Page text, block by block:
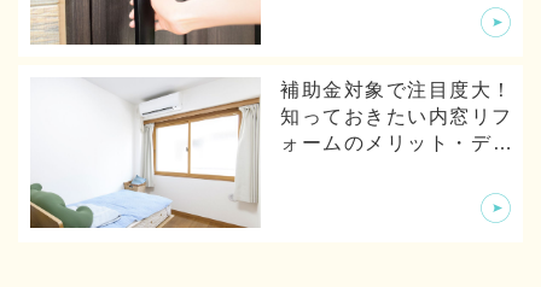
補助金対象で注目度大！
知っておきたい内窓リフ
ォームのメリット・デメ